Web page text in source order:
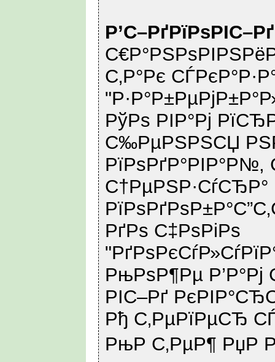
С‚Р°Рє
РўРѕ РІР°Рј
С‰РµРЅРЅСЏ
РїРѕРґР°РІР°Р№,
РґРѕ С‡РѕРіРѕ
РњРѕР¶Рµ
РІС–Рґ
Рђ С‚РµРїРµСЂ
РњР С‚РµР¶ РџР